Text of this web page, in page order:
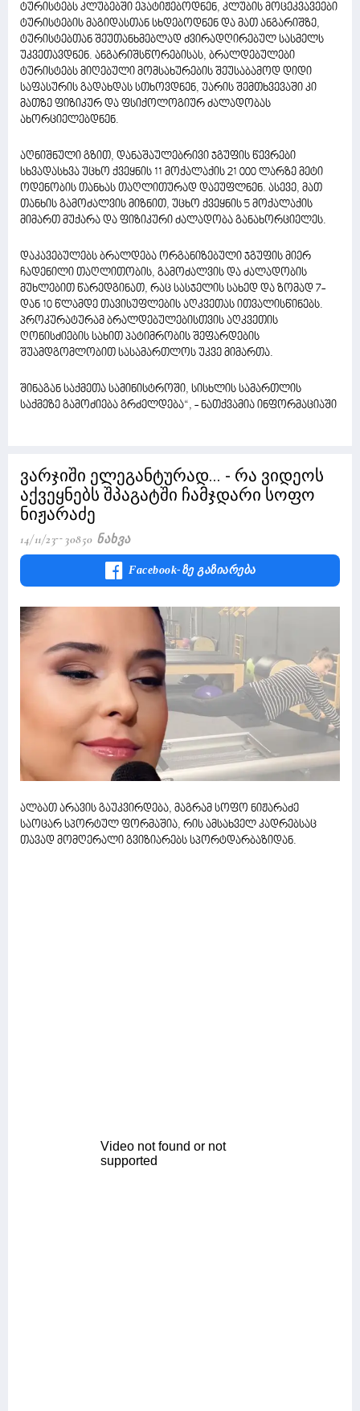
ტურისტებს კლუბებში ეპატიჟებოდნენ, კლუბის მოცეკვავეები
ტურისტების მაგიდასთან სხდებოდნენ და მათ ანგარიშზე,
ტურისტებთან შეუთანხმებლად ძვირადღირებულ სასმელს
უკვეთავდნენ. ანგარიშსწორებისას, ბრალდებულები
ტურისტებს მიღებული მომსახურების შეუსაბამოდ დიდი
საფასურის გადახდას სთხოვდნენ, უარის შემთხვევაში კი
მათზე ფიზიკურ და ფსიქოლოგიურ ძალადობას
ახორციელებდნენ.
აღნიშნული გზით, დანაშაულებრივი ჯგუფის წევრები
სხვადასხვა უცხო ქვეყნის 11 მოქალაქის 21 000 ლარზე მეტი
ოდენობის თანხას თაღლითურად დაეუფლნენ. ასევე, მათ
თანხის გამოძალვის მიზნით, უცხო ქვეყნის 5 მოქალაქის
მიმართ მუქარა და ფიზიკური ძალადობა განახორციელეს.
დაკავებულებს ბრალდება ორგანიზებული ჯგუფის მიერ
ჩადენილი თაღლითობის, გამოძალვის და ძალადობის
მუხლებით წარედგინათ, რაც სასჯელის სახედ და ზომად 7-
დან 10 წლამდე თავისუფლების აღკვეთას ითვალისწინებს.
პროკურატურამ ბრალდებულებისთვის აღკვეთის
ღონისძიების სახით პატიმრობის შეფარდების
შუამდგომლობით სასამართლოს უკვე მიმართა.
შინაგან საქმეთა სამინისტროში, სისხლის სამართლის
საქმეზე გამოძიება გრძელდება“, - ნათქვამია ინფორმაციაში
ვარჯიში ელეგანტურად... - რა ვიდეოს
აქვეყნებს შპაგატში ჩამჯდარი სოფო
ნიჟარაძე
14/11/23 30850 Ნახვა
Facebook-Ზე Გაზიარება
ალბათ არავის გაუკვირდება, მაგრამ სოფო ნიჟარაძე
საოცარ სპორტულ ფორმაშია, რის ამსახველ კადრებსაც
თავად მომღერალი გვიზიარებს სპორტდარბაზიდან.